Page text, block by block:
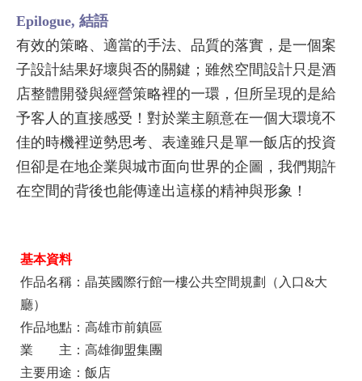
Epilogue, 結語
有效的策略、適當的手法、品質的落實，是一個案
子設計結果好壞與否的關鍵；雖然空間設計只是酒
店整體開發與經營策略裡的一環，但所呈現的是給
予客人的直接感受！對於業主願意在一個大環境不
佳的時機裡逆勢思考、表達雖只是單一飯店的投資
但卻是在地企業與城市面向世界的企圖，我們期許
在空間的背後也能傳達出這樣的精神與形象！
基本資料
作品名稱：晶英國際行館一樓公共空間規劃（入口&大
廳）
作品地點：高雄市前鎮區
業 主：高雄御盟集團
主要用途：飯店